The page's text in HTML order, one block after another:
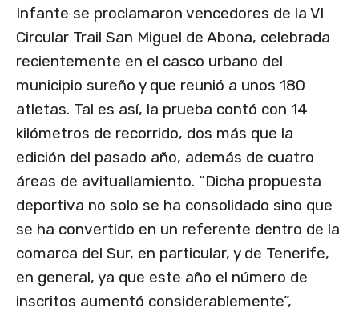
Infante se proclamaron vencedores de la VI
Circular Trail San Miguel de Abona, celebrada
recientemente en el casco urbano del
municipio sureño y que reunió a unos 180
atletas. Tal es así, la prueba contó con 14
kilómetros de recorrido, dos más que la
edición del pasado año, además de cuatro
áreas de avituallamiento. “Dicha propuesta
deportiva no solo se ha consolidado sino que
se ha convertido en un referente dentro de la
comarca del Sur, en particular, y de Tenerife,
en general, ya que este año el número de
inscritos aumentó considerablemente”,